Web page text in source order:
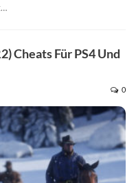
Cheats Für PS4 Und
0